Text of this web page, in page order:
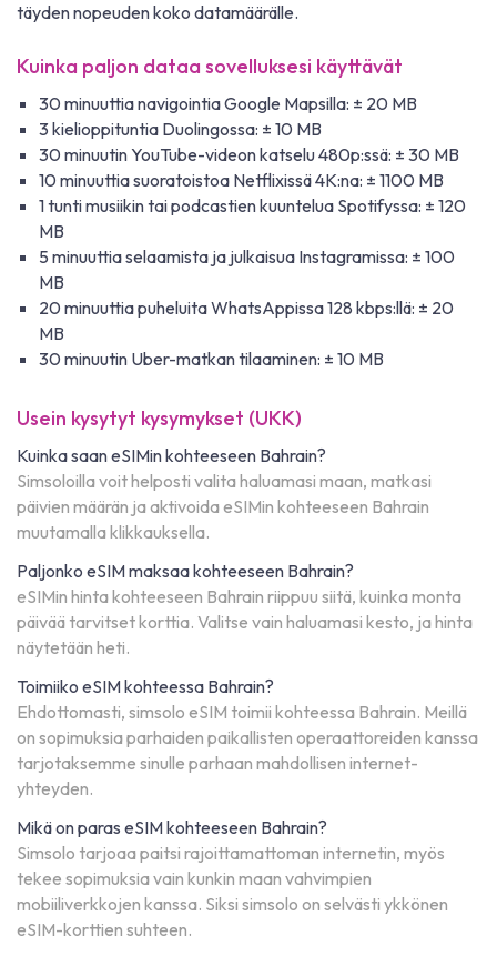
täyden nopeuden koko datamäärälle.
Kuinka paljon dataa sovelluksesi käyttävät
30 minuuttia navigointia Google Mapsilla: ± 20 MB
3 kielioppituntia Duolingossa: ± 10 MB
30 minuutin YouTube-videon katselu 480p:ssä: ± 30 MB
10 minuuttia suoratoistoa Netflixissä 4K:na: ± 1100 MB
1 tunti musiikin tai podcastien kuuntelua Spotifyssa: ± 120
MB
5 minuuttia selaamista ja julkaisua Instagramissa: ± 100
MB
20 minuuttia puheluita WhatsAppissa 128 kbps:llä: ± 20
MB
30 minuutin Uber-matkan tilaaminen: ± 10 MB
Usein kysytyt kysymykset (UKK)
Kuinka saan eSIMin kohteeseen Bahrain?
Simsoloilla voit helposti valita haluamasi maan, matkasi
päivien määrän ja aktivoida eSIMin kohteeseen Bahrain
muutamalla klikkauksella.
Paljonko eSIM maksaa kohteeseen Bahrain?
eSIMin hinta kohteeseen Bahrain riippuu siitä, kuinka monta
päivää tarvitset korttia. Valitse vain haluamasi kesto, ja hinta
näytetään heti.
Toimiiko eSIM kohteessa Bahrain?
Ehdottomasti, simsolo eSIM toimii kohteessa Bahrain. Meillä
on sopimuksia parhaiden paikallisten operaattoreiden kanssa
tarjotaksemme sinulle parhaan mahdollisen internet-
yhteyden.
Mikä on paras eSIM kohteeseen Bahrain?
Simsolo tarjoaa paitsi rajoittamattoman internetin, myös
tekee sopimuksia vain kunkin maan vahvimpien
mobiiliverkkojen kanssa. Siksi simsolo on selvästi ykkönen
eSIM-korttien suhteen.